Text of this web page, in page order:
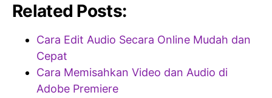
Related Posts:
Cara Edit Audio Secara Online Mudah dan
Cepat
Cara Memisahkan Video dan Audio di
Adobe Premiere